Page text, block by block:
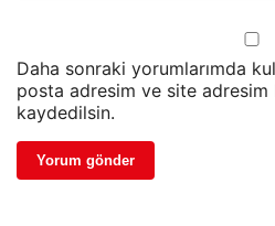
Daha sonraki yorumlarımda
posta adresim ve site adresim
kaydedilsin.